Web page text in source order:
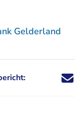
Gelderland
Deel dit
Deel